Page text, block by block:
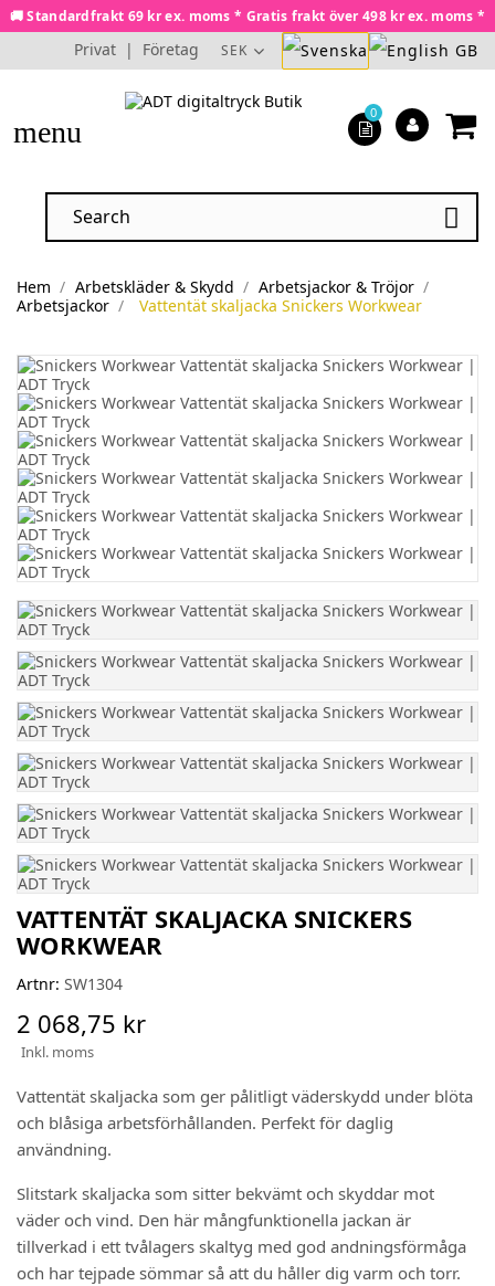
🚚 Standardfrakt 69 kr ex. moms * Gratis frakt över 498 kr ex. moms *
Privat | Företag SEK
menu

0
Hem Arbetskläder & Skydd
Arbetsjackor & Tröjor
Arbetsjackor
Vattentät skaljacka Snickers Workwear
VATTENTÄT SKALJACKA SNICKERS
WORKWEAR
Artnr: SW1304
2 068,75 kr
Inkl. moms
Vattentät skaljacka som ger pålitligt väderskydd under blöta
och blåsiga arbetsförhållanden. Perfekt för daglig
användning.
Slitstark skaljacka som sitter bekvämt och skyddar mot
väder och vind. Den här mångfunktionella jackan är
tillverkad i ett tvålagers skaltyg med god andningsförmåga
och har tejpade sömmar så att du håller dig varm och torr.